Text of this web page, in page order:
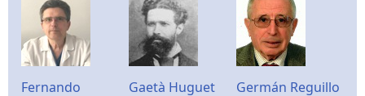
Fernando
Gaetà Huguet Germán Reguillo